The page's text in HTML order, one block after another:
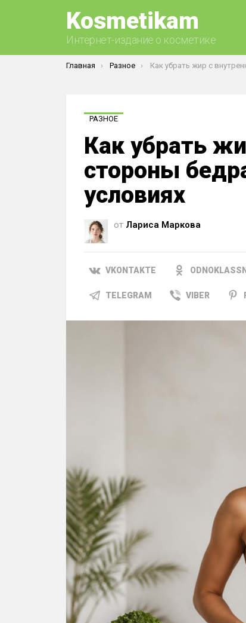
Kosmetikam
Интернет-издание о косметике
Вы здесь:
Главная Разное Как убрать жир с внутренней стороны бедра
РАЗНОЕ
Как убрать
стороны
условиях
от Лариса Маркова
VKONTAKTE
TELEGRAM VIBER